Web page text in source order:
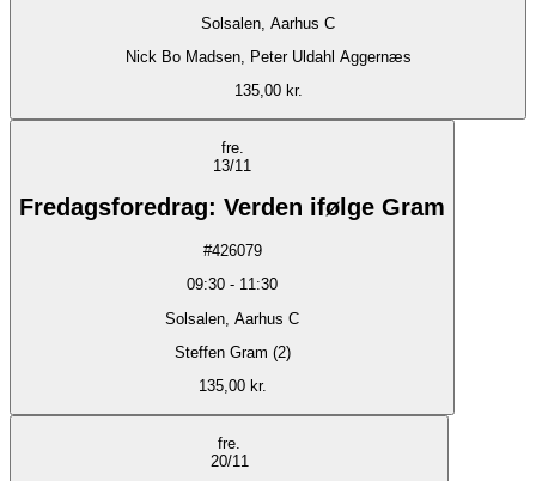
Solsalen, Aarhus C
Nick Bo Madsen, Peter Uldahl Aggernæs
135,00 kr.
fre.
13/11
Fredagsforedrag: Verden ifølge Gram
#426079
09:30 - 11:30
Solsalen, Aarhus C
Steffen Gram (2)
135,00 kr.
fre.
20/11